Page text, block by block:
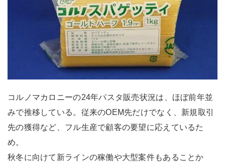
コルノマカロニーの24年パスタ販売状況は、ほぼ前年並
みで推移している。従来のOEM先だけでなく、新規取引
先の獲得など、フル生産で顧客の要望に応えているた
め。
秋冬に向けて新ラインの稼働や大型案件もあることか